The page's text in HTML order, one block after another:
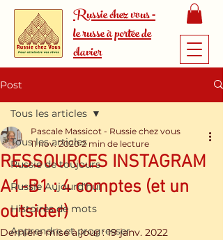
Russie chez vous =
le russe à portée de
clavier
Post
Tous les articles
Russie de toujours
Russie Aujourd'hui
Histoires de mots
Apprendre et progresser
Tous les articles
RESSOURCES INSTAGRAM
A1-B1 : 4 comptes (et un
outsider)
Pascale Massicot - Russie chez vous
11 nov. 2020 2 min de lecture
Dernière mise à jour :19 janv. 2022